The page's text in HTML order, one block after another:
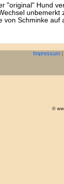
"original" Hund
unbemerkt
von Schminke auf
Impressum |
©